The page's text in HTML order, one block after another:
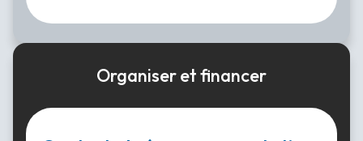
Organiser et financer